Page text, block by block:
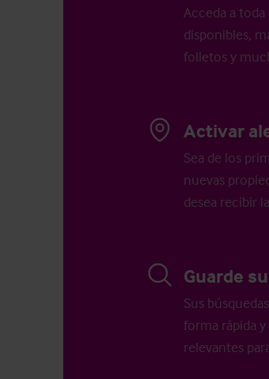
Acceda a
disponibles,
folletos y
Activar
Sea de los
nuevas
desea recibir
Guarde
Sus
forma rápida
relevantes